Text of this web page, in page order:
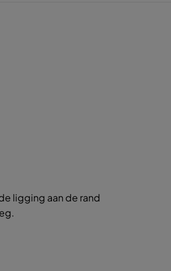
ligging aan de rand